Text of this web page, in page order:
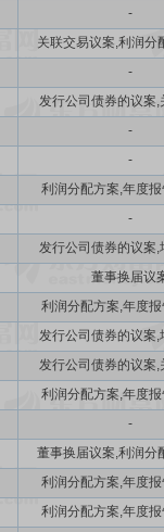
-
关联交易议案,利润分
-
发行公司债券的议案,
-
-
利润分配方案,年度
-
发行公司债券的议案,
董事换届议
利润分配方案,年度
发行公司债券的议案,
发行公司债券的议案,
利润分配方案,年度
-
董事换届议案,利润分
利润分配方案,年度
利润分配方案,年度